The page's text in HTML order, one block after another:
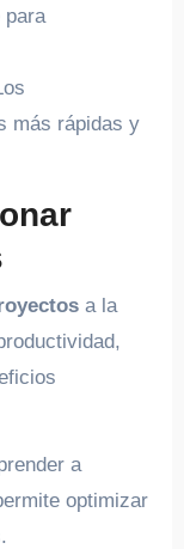
para
más rápidas y
a la
a
optimizar